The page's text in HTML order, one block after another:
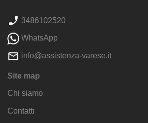
3486102520
WhatsApp
info@assistenza-varese.it
Site map
Chi siamo
Contatti